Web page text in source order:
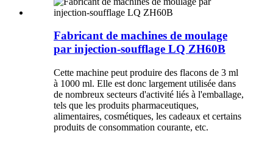
Fabricant de machines de moulage
par injection-soufflage LQ ZH60B
Cette machine peut produire des flacons de 3 ml
à 1000 ml. Elle est donc largement utilisée dans
de nombreux secteurs d'activité liés à l'emballage,
tels que les produits pharmaceutiques,
alimentaires, cosmétiques, les cadeaux et certains
produits de consommation courante, etc.